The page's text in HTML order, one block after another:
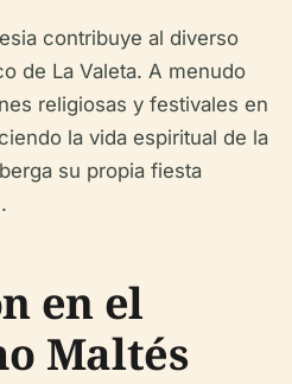
contribuye al diverso
de La Valeta. A menudo
religiosas y festivales en
la vida espiritual de la
su propia fiesta
en el
Maltés